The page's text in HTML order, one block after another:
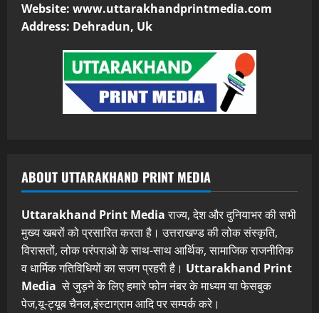
Website: www.uttarakhandprintmedia.com
Address: Dehradun, Uk
ABOUT UTTARAKHAND PRINT MEDIA
Uttarakhand Print Mediaराज्य, देश और दुनियाभर की सभी
मुख्य खबरों को प्रसारित करता है। उत्तराखण्ड की लोक संस्कृति,
विरासतों, लोक परंपराओ के साथ-साथ आर्थिक, सामाजिक राजनीतिक
व धार्मिक गतिविधियों का सजग प्रहरी है। Uttarakhand Print
Media से जुड़ने के लिए हमारे फोन नंबर के माध्यम या फेसबुक
पेज,यू-ट्यूब चैनल,इंस्टाग्राम आदि पर सम्पर्क करे।